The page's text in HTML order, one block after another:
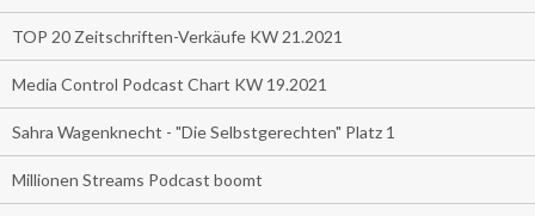
TOP 20 Zeitschriften-Verkäufe KW 21.2021
Media Control Podcast Chart KW 19.2021
Sahra Wagenknecht - "Die Selbstgerechten" Platz 1
Millionen Streams Podcast boomt